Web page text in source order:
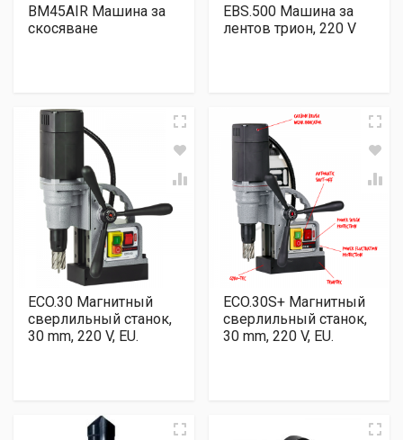
BM45AIR Машина за
скосяване
EBS.500 Машина за
лентов трион, 220 V
ECO.30 Магнитный
сверлильный станок,
30 mm, 220 V, EU.
ECO.30S+ Магнитный
сверлильный станок,
30 mm, 220 V, EU.